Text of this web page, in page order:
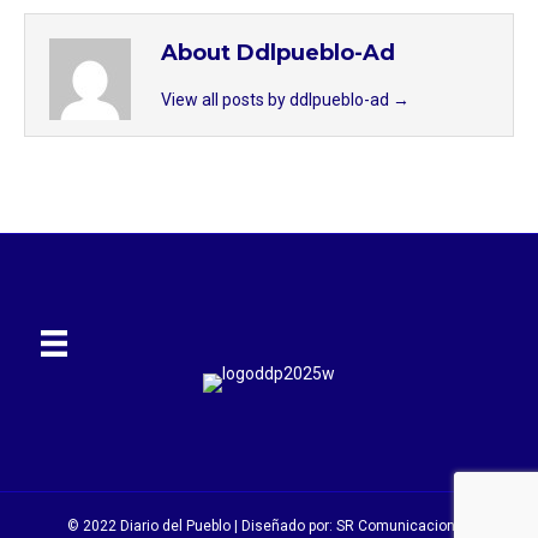
About Ddlpueblo-Ad
View all posts by ddlpueblo-ad →
© 2022 Diario del Pueblo | Diseñado por: SR Comunicaciones